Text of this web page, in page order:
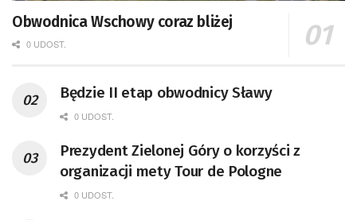
Obwodnica Wschowy coraz bliżej
0 UDOST.
Będzie II etap obwodnicy Sławy
0 UDOST.
Prezydent Zielonej Góry o korzyści z
organizacji mety Tour de Pologne
0 UDOST.